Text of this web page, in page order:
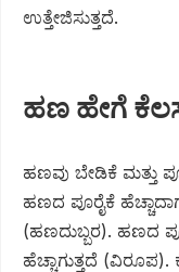
ಉತ್ತೇಜಿಸುತ್ತದೆ.
ಹಣ ಹೇಗೆ
ಹಣವು ಬೇಡಿಕೆ ಮತ್ತು
ಹಣದ ಪೂರೈಕೆ
(ಹಣದುಬ್ಬರ). ಹಣದ
ಹೆಚ್ಚಾಗುತ್ತದೆ (ವಿರೂಪ).